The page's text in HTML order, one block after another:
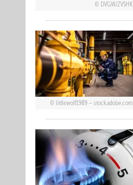
DVGW/ZVSHK
littlewolf1989 – stock.adobe.com